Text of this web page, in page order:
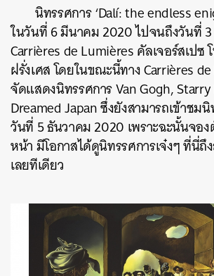
นิทรรศการ‘Dalí: the endless
ในวันที่6มีนาคม2020ไปจนถึงวันที่
Carrières de Lumièresคัลเจอร์สเปซ
ฝรั่งเศส โดยในขณะนี้ทางCarrières
จัดแสดงนิทรรศการVan Gogh,
Dreamed Japanซึ่งยังสามารถเข้าชม
วันที่ 5ธันวาคม2020 เพราะฉะนั้นจอ
หน้า มีโอกาสได้ดูนิทรรศการเจ๋งๆ ที่นี่ถึ
เลยทีเดียว